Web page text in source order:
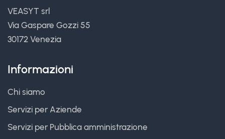
VEASYT srl
Via Gaspare Gozzi 55
30172 Venezia
Informazioni
Chi siamo
Servizi per Aziende
Servizi per Pubblica amministrazione